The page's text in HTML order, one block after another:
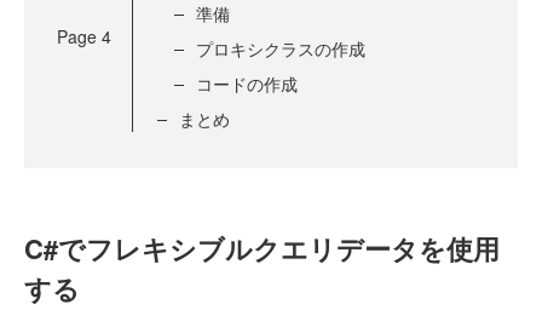
Page 4
準備
プロキシクラスの作成
コードの作成
まとめ
C#でフレキシブルクエリデータを使用
する